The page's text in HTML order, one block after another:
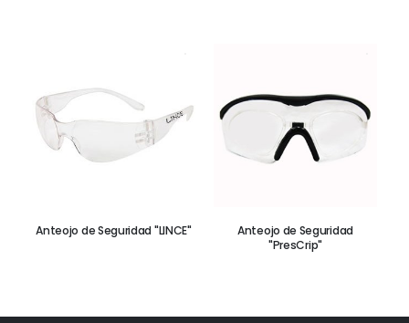
Anteojo de Seguridad "LINCE"
Anteojo de Seguridad
"PresCrip"